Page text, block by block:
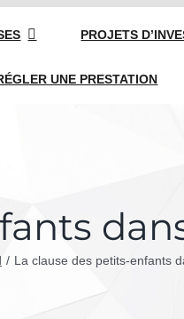
PROJETS
UNE PRESTATION
La clause des petits-enfants